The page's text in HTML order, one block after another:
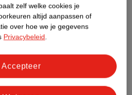
heeft (nog) geen Nature
zelf welke cookies je
altijd aanpassen of
over hoe we je gegevens
Privacybeleid.
Accepteer